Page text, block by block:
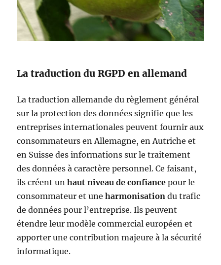
La traduction du RGPD en allemand
La traduction allemande du règlement général
sur la protection des données signifie que les
entreprises internationales peuvent fournir aux
consommateurs en Allemagne, en Autriche et
en Suisse des informations sur le traitement
des données à caractère personnel. Ce faisant,
ils créent unhaut niveau de confiance pour le
consommateur et uneharmonisation du trafic
de données pour l’entreprise. Ils peuvent
étendre leur modèle commercial européen et
apporter une contribution majeure à la sécurité
informatique.